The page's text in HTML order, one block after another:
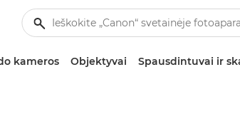
kameros Objektyvai Spausdintuvai ir